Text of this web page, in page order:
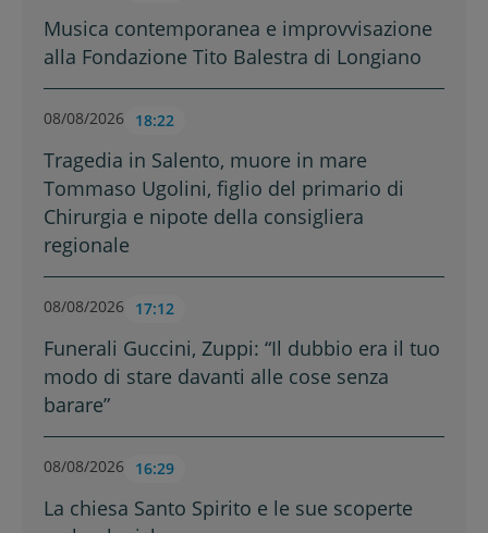
Musica contemporanea e improvvisazione
alla Fondazione Tito Balestra di Longiano
08/08/2026 18:22
Tragedia in Salento, muore in mare
Tommaso Ugolini, figlio del primario di
Chirurgia e nipote della consigliera
regionale
08/08/2026 17:12
Funerali Guccini, Zuppi: “Il dubbio era il tuo
modo di stare davanti alle cose senza
barare”
08/08/2026 16:29
La chiesa Santo Spirito e le sue scoperte